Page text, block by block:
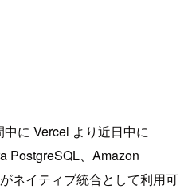
に Vercel より近日中に
PostgreSQL、Amazon
ネイティブ統合として利用可